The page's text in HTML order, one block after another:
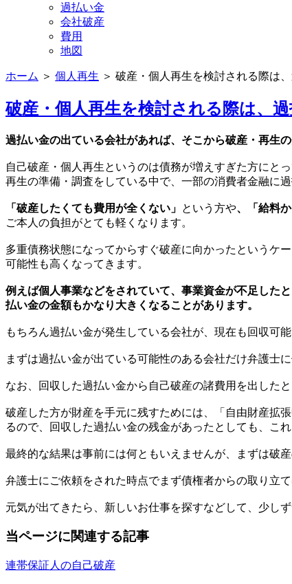
過払い金
会社破産
費用
地図
ホーム ＞ 個人再生 ＞ 破産・個人再生を検討される際は
破産・個人再生を検討される際は、
過払い金の出ている会社があれば、そこから破産・再生
自己破産・個人再生というのは債務が増えすぎた方にと
再生の準備・調査をしている中で、一部の消費者金融に
「破産したくても費用が全くない」 という方や、「給料
ご本人の負担がとても軽くなります。
多重債務状態になってからすぐ破産に向かったというケ
可能性も高くなってきます。
例えば個人事業などをされていて、事業資金が不足した
払い金の金額もかなり大きくなることがあります。
もちろん過払い金が発生している会社が、現在も回収可
まずは過払い金が出ている可能性のある会社だけ弁護士
なお、回収した過払い金から自己破産の諸費用を出した
破産した方が財産を手元に残すためには、「自由財産拡
るので、回収した過払い金の残金があったとしても、こ
最終的な結果は事前には何ともいえませんが、まずは破
弁護士にご依頼をされた時点でまず債権者からの取り立
元気が出てきたら、新しいお仕事を探すなどして、少し
当ページに関連する記事
連帯保証人の自己破産